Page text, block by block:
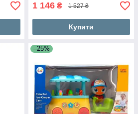
1 146 ₴ 1 527 ₴
Купити
–25%